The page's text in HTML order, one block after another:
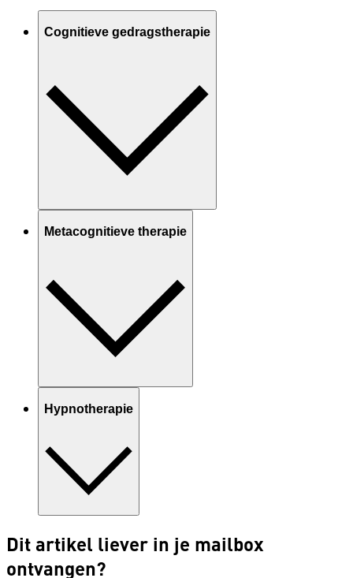
Cognitieve gedragstherapie
Metacognitieve therapie
Hypnotherapie
Dit artikel liever in je mailbox
ontvangen?